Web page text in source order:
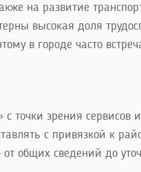
на развитие
высокая доля
в городе часто
с точки зрения сервисов
с привязкой к
общих сведений до